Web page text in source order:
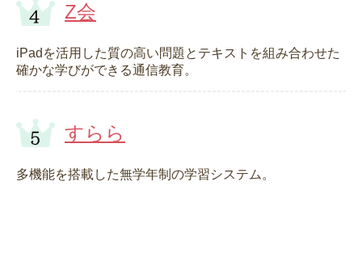
Z会
iPadを活用した質の高い問題とテキストを組み合わせた
確かな学びができる通信教育。
すらら
多機能を搭載した無学年制の学習システム。